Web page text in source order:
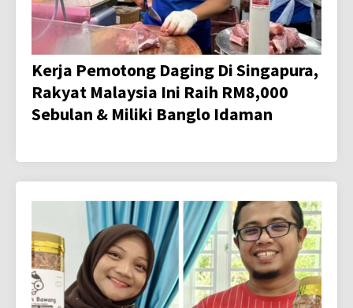
Kerja Pemotong Daging Di Singapura,
Rakyat Malaysia Ini Raih RM8,000
Sebulan & Miliki Banglo Idaman